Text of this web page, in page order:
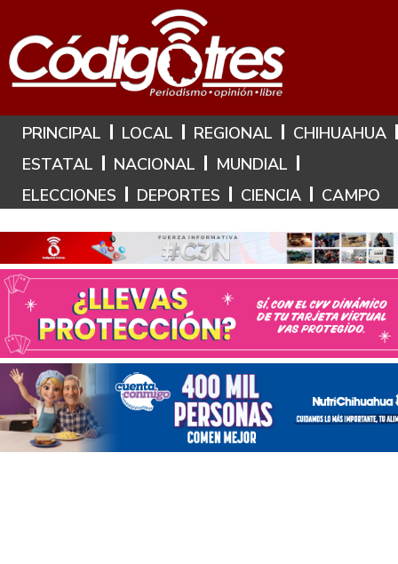
Hoy es: 6 de Agosto de 2026
PRINCIPAL LOCAL REGIONAL
CHIHUAHUA
ESTATAL
NACIONAL
MUNDIAL
ELECCIONES
DEPORTES CIENCIA CAMPO